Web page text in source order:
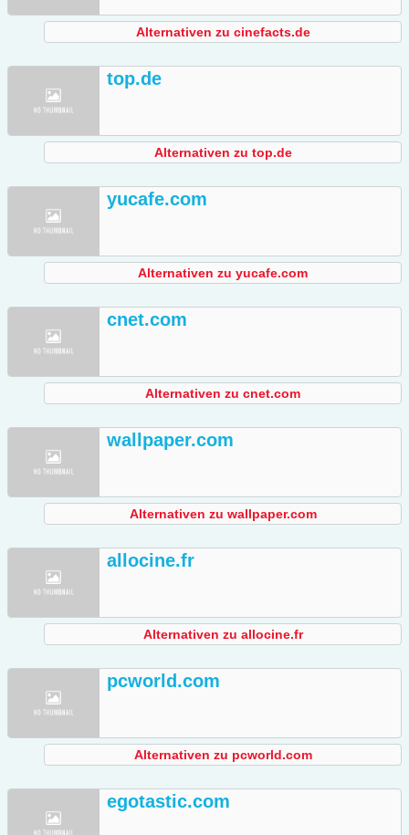
Alternativen zu cinefacts.de
top.de
Alternativen zu top.de
yucafe.com
Alternativen zu yucafe.com
cnet.com
Alternativen zu cnet.com
wallpaper.com
Alternativen zu wallpaper.com
allocine.fr
Alternativen zu allocine.fr
pcworld.com
Alternativen zu pcworld.com
egotastic.com